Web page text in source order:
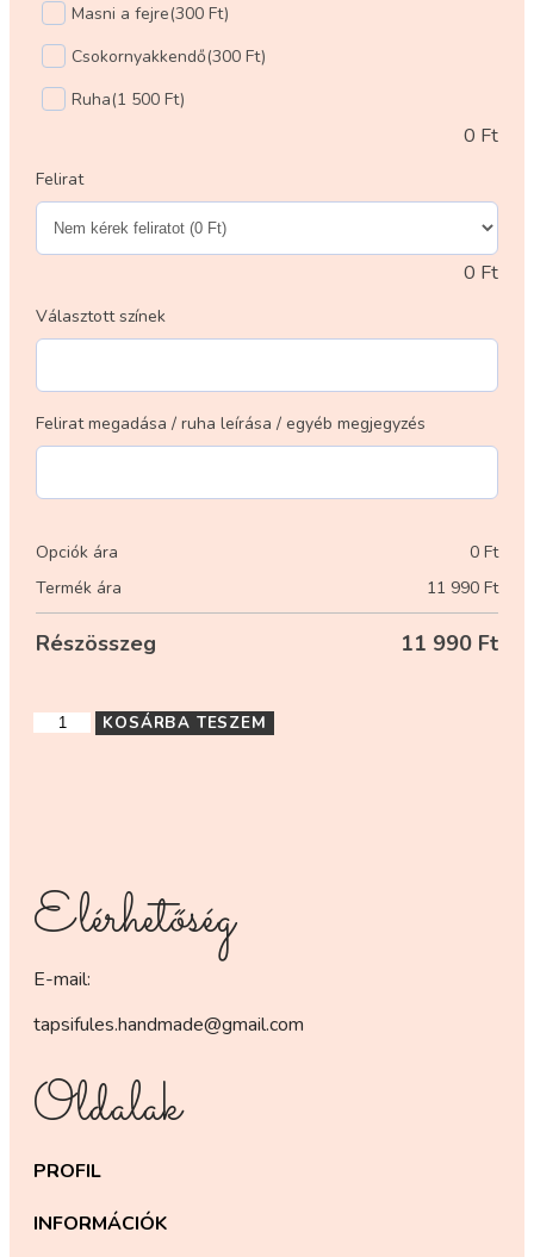
Masni a fejre(300 Ft)
Csokornyakkendő(300 Ft)
Ruha(1 500 Ft)
0 Ft
Felirat
0 Ft
Választott színek
Felirat megadása / ruha leírása / egyéb megjegyzés
Opciók ára 0 Ft
Termék ára
11 990 Ft
Részösszeg 11 990 Ft
KOSÁRBA TESZEM
Elérhetőség
E-mail:
tapsifules.handmade@gmail.com
Oldalak
PROFIL
INFORMÁCIÓK